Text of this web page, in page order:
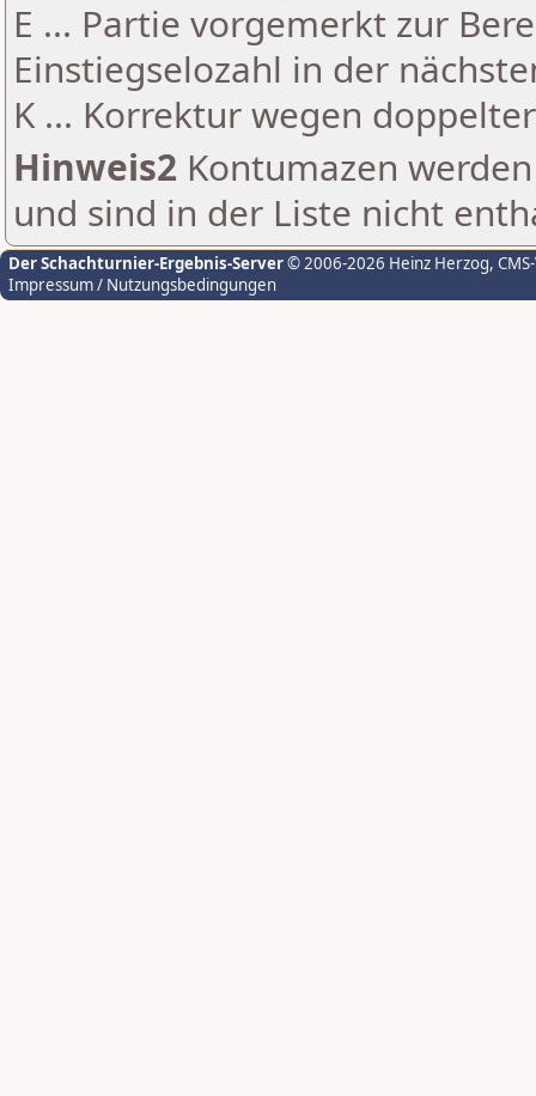
E ... Partie vorgemerkt zur
Einstiegselozahl in der
K ... Korrektur wegen
Hinweis2 Kontumazen
und sind in der Liste nicht
Der Schachturnier-Ergebnis-Server© 2006-2026 Heinz Herzog,
Impressum / Nutzungsbedingungen